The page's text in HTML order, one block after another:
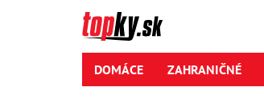
DOMÁCE ZAHRANIČNÉ